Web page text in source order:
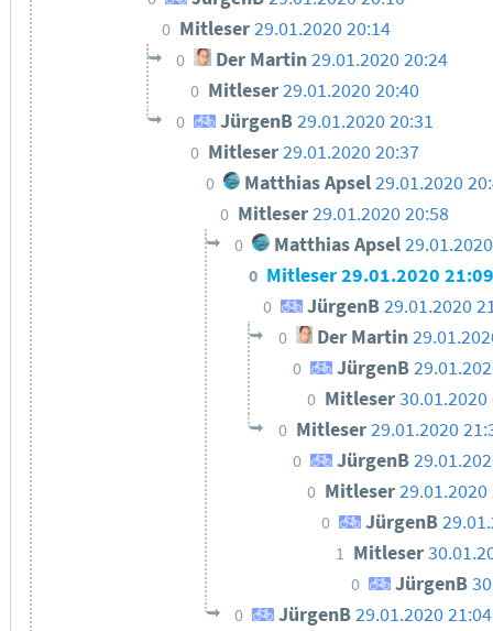
0 Mitleser29.01.2020 20:14
0 Der Martin29.01.2020 20:24
0 Mitleser29.01.2020 20:40
0 JürgenB29.01.2020 20:31
0 Mitleser29.01.2020 20:37
0 Matthias Apsel29.01.2020
0 Mitleser29.01.2020 20:58
0 Matthias Apsel
0 Mitleser29.01.2020
0 JürgenB29.01.2020
0 Der Martin
0 JürgenB
0 Mitleser30.01.2020
0 Mitleser29.01.2020
0 JürgenB
0 Mitleser29.01.2020
0 JürgenB
1 Mitleser
0 JürgenB
0 JürgenB29.01.2020 21:04